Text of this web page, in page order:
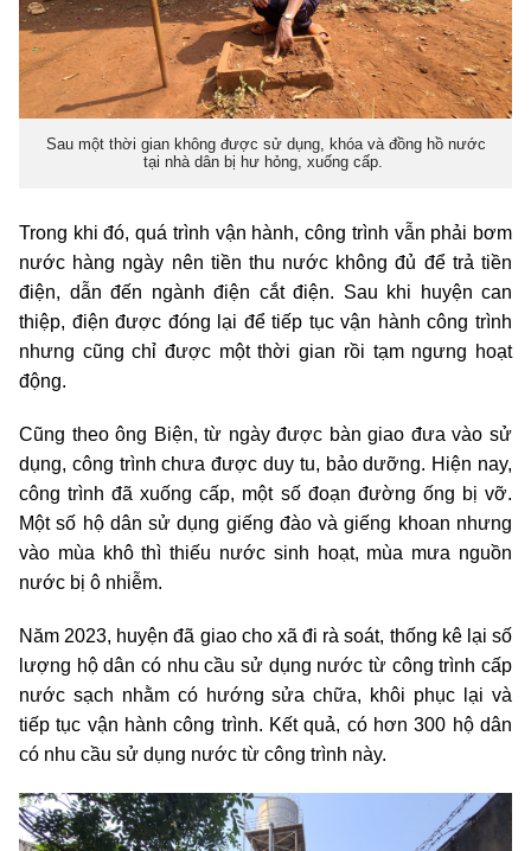
Sau một thời gian không được sử dụng, khóa và đồng hồ nước
tại nhà dân bị hư hỏng, xuống cấp.
Trong khi đó, quá trình vận hành, công trình vẫn phải bơm
nước hàng ngày nên tiền thu nước không đủ để trả tiền
điện, dẫn đến ngành điện cắt điện. Sau khi huyện can
thiệp, điện được đóng lại để tiếp tục vận hành công trình
nhưng cũng chỉ được một thời gian rồi tạm ngưng hoạt
động.
Cũng theo ông Biện, từ ngày được bàn giao đưa vào sử
dụng, công trình chưa được duy tu, bảo dưỡng. Hiện nay,
công trình đã xuống cấp, một số đoạn đường ống bị vỡ.
Một số hộ dân sử dụng giếng đào và giếng khoan nhưng
vào mùa khô thì thiếu nước sinh hoạt, mùa mưa nguồn
nước bị ô nhiễm.
Năm 2023, huyện đã giao cho xã đi rà soát, thống kê lại số
lượng hộ dân có nhu cầu sử dụng nước từ công trình cấp
nước sạch nhằm có hướng sửa chữa, khôi phục lại và
tiếp tục vận hành công trình. Kết quả, có hơn 300 hộ dân
có nhu cầu sử dụng nước từ công trình này.